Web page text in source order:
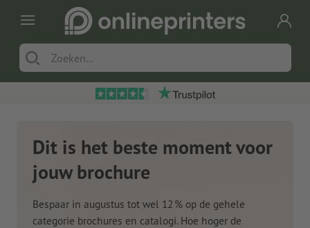
Dit is het beste moment voor
jouw brochure
Bespaar in augustus tot wel 12 % op de gehele
categorie brochures en catalogi. Hoe hoger de